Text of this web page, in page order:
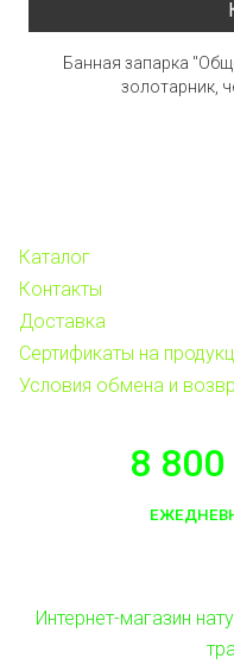
Банная запарка
золотарник,
Каталог
Контакты
Доставка
Сертификаты на
Условия обмена и
8
Интернет-магазин